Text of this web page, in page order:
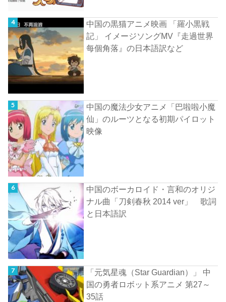
中国の黒猫アニメ映画 「羅小黒戦
記」 イメージソングMV『走過世界
每個角落』の日本語訳など
中国の魔法少女アニメ「巴啦啦小魔
仙」のルーツとなる初期パイロット
映像
中国のボーカロイド・言和のオリジ
ナル曲「刀剣春秋 2014 ver」 歌詞
と日本語訳
「元気星魂（Star Guardian）」 中
国の勇者ロボット系アニメ 第27～
35話